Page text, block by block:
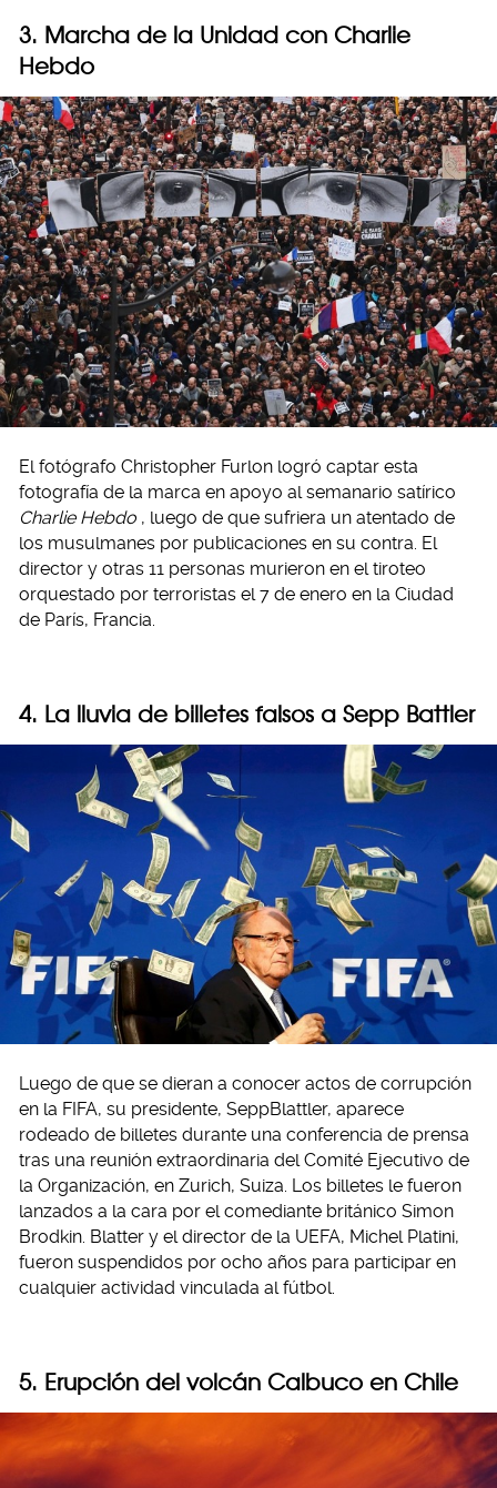
3. Marcha de la Unidad con Charlie
Hebdo
El fotógrafo Christopher Furlon logró captar esta
fotografía de la marca en apoyo al semanario satírico
Charlie Hebdo , luego de que sufriera un atentado de
los musulmanes por publicaciones en su contra. El
director y otras 11 personas murieron en el tiroteo
orquestado por terroristas el 7 de enero en la Ciudad
de París, Francia.
4. La lluvia de billetes falsos a Sepp Battler
Luego de que se dieran a conocer actos de corrupción
en la FIFA, su presidente, SeppBlattler, aparece
rodeado de billetes durante una conferencia de prensa
tras una reunión extraordinaria del Comité Ejecutivo de
la Organización, en Zurich, Suiza. Los billetes le fueron
lanzados a la cara por el comediante británico Simon
Brodkin. Blatter y el director de la UEFA, Michel Platini,
fueron suspendidos por ocho años para participar en
cualquier actividad vinculada al fútbol.
5. Erupción del volcán Calbuco en Chile